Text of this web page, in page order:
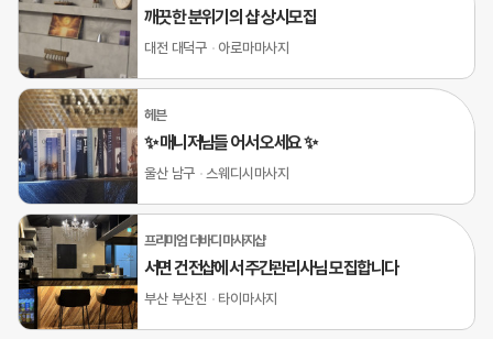
깨끗한 분위기의 샵 상시모집
대전 대덕구 아로마마사지
헤븐
✨ 매니저님들 어서 오세요 ✨
울산 남구 스웨디시마사지
프리미엄 더바디 마사지샵
서면 건전샵에서 주간관리사님 모집합니다
부산 부산진 타이마사지